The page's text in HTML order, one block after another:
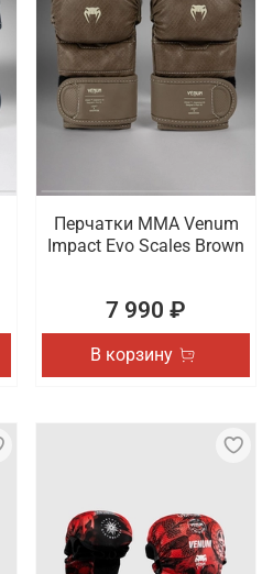
Перчатки ММА Venum
Impact Evo Scales Brown
7 990 ₽
В корзину